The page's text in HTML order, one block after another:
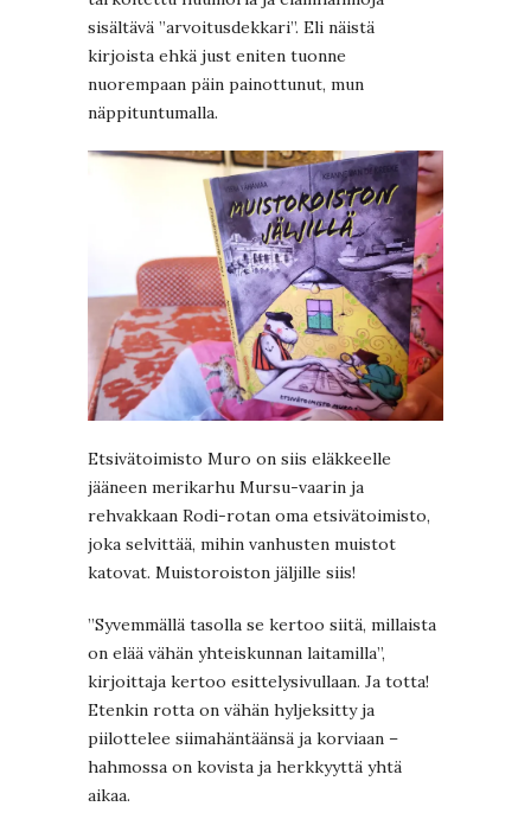
sisältävä ”arvoitusdekkari”. Eli näistä
kirjoista ehkä just eniten tuonne
nuorempaan päin painottunut, mun
näppituntumalla.
Etsivätoimisto Muro on siis eläkkeelle
jääneen merikarhu Mursu-vaarin ja
rehvakkaan Rodi-rotan oma etsivätoimisto,
joka selvittää, mihin vanhusten muistot
katovat. Muistoroiston jäljille siis!
”Syvemmällä tasolla se kertoo siitä, millaista
on elää vähän yhteiskunnan laitamilla”,
kirjoittaja kertoo esittelysivullaan. Ja totta!
Etenkin rotta on vähän hyljeksitty ja
piilottelee siimahäntäänsä ja korviaan –
hahmossa on kovista ja herkkyyttä yhtä
aikaa.